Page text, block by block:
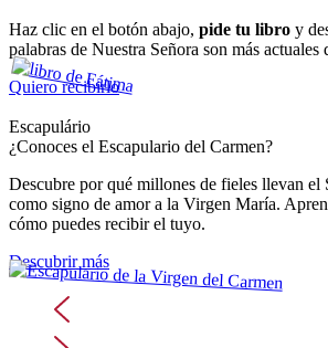
Haz clic en el botón abajo, pide tu libro y
palabras de Nuestra Señora son más actuales
Quiero recibirlo
Escapulário
¿Conoces el Escapulario del Carmen?
Descubre por qué millones de fieles llevan el
como signo de amor a la Virgen María.
cómo puedes recibir el tuyo.
Descubrir más